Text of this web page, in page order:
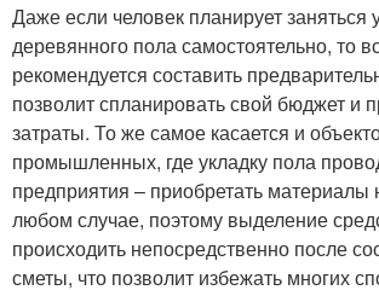
Даже если человек планирует заняться
деревянного пола самостоятельно, то
рекомендуется составить
позволит спланировать свой бюджет и
затраты. То же самое касается и
промышленных, где укладку пола
предприятия – приобретать материалы
любом случае, поэтому выделение
происходить непосредственно после
сметы, что позволит избежать многих